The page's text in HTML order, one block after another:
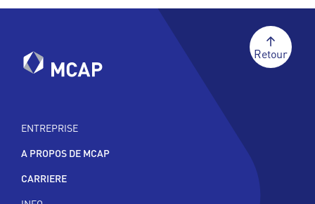
ENTREPRISE
A PROPOS DE MCAP
CARRIERE
Retour